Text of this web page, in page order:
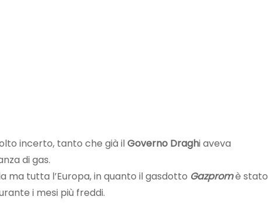
incerto, tanto che già ilGoverno Draghi aveva
di gas.
ma tutta l’Europa, in quanto il gasdotto Gazpromè stato
i mesi più freddi.